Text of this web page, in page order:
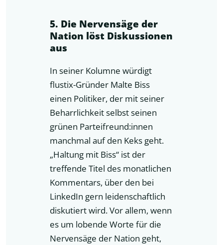
5. Die Nervensäge der
Nation löst Diskussionen
aus
In seiner Kolumne würdigt
flustix-Gründer Malte Biss
einen Politiker, der mit seiner
Beharrlichkeit selbst seinen
grünen Parteifreund:innen
manchmal auf den Keks geht.
„Haltung mit Biss“ ist der
treffende Titel des monatlichen
Kommentars, über den bei
LinkedIn gern leidenschaftlich
diskutiert wird. Vor allem, wenn
es um lobende Worte für die
Nervensäge der Nation geht,